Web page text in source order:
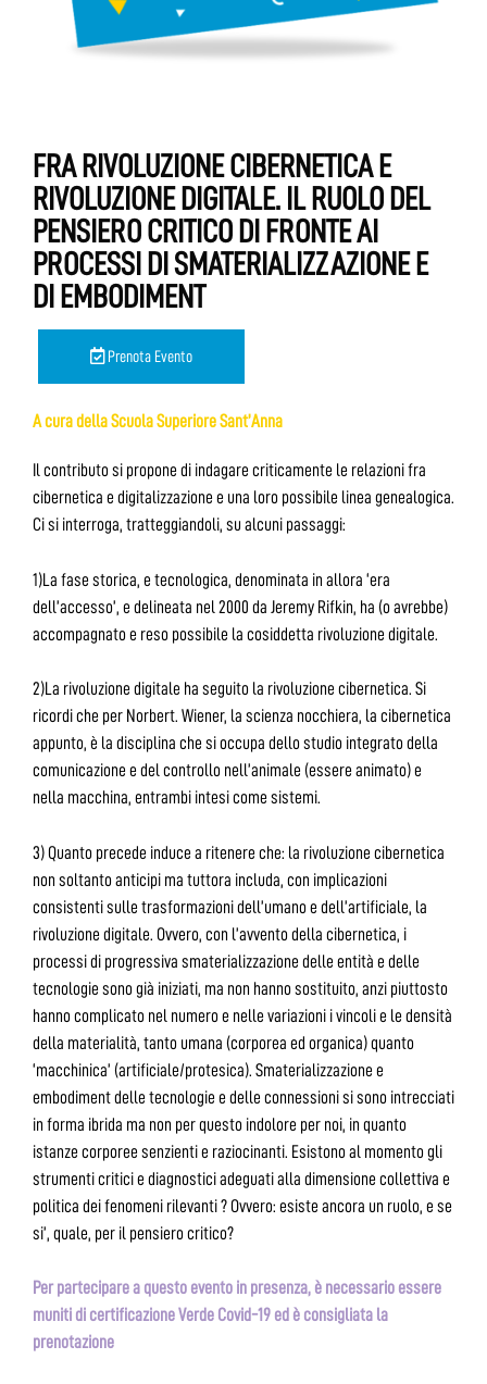
FRA RIVOLUZIONE CIBERNETICA E
RIVOLUZIONE DIGITALE. IL RUOLO DEL
PENSIERO CRITICO DI FRONTE AI
PROCESSI DI SMATERIALIZZAZIONE E
DI EMBODIMENT
Prenota Evento
A cura della Scuola Superiore Sant’Anna
Il contributo si propone di indagare criticamente le relazioni fra
cibernetica e digitalizzazione e una loro possibile linea genealogica.
Ci si interroga, tratteggiandoli, su alcuni passaggi:
1)La fase storica, e tecnologica, denominata in allora ‘era
dell’accesso’, e delineata nel 2000 da Jeremy Rifkin, ha (o avrebbe)
accompagnato e reso possibile la cosiddetta rivoluzione digitale.
2)La rivoluzione digitale ha seguito la rivoluzione cibernetica. Si
ricordi che per Norbert. Wiener, la scienza nocchiera, la cibernetica
appunto, è la disciplina che si occupa dello studio integrato della
comunicazione e del controllo nell’animale (essere animato) e
nella macchina, entrambi intesi come sistemi.
3) Quanto precede induce a ritenere che: la rivoluzione cibernetica
non soltanto anticipi ma tuttora includa, con implicazioni
consistenti sulle trasformazioni dell’umano e dell’artificiale, la
rivoluzione digitale. Ovvero, con l’avvento della cibernetica, i
processi di progressiva smaterializzazione delle entità e delle
tecnologie sono già iniziati, ma non hanno sostituito, anzi piuttosto
hanno complicato nel numero e nelle variazioni i vincoli e le densità
della materialità, tanto umana (corporea ed organica) quanto
‘macchinica’ (artificiale/protesica). Smaterializzazione e
embodiment delle tecnologie e delle connessioni si sono intrecciati
in forma ibrida ma non per questo indolore per noi, in quanto
istanze corporee senzienti e raziocinanti. Esistono al momento gli
strumenti critici e diagnostici adeguati alla dimensione collettiva e
politica dei fenomeni rilevanti ? Ovvero: esiste ancora un ruolo, e se
si’, quale, per il pensiero critico?
Per partecipare a questo evento in presenza, è necessario essere
muniti di certificazione Verde Covid-19 ed è consigliata la
prenotazione